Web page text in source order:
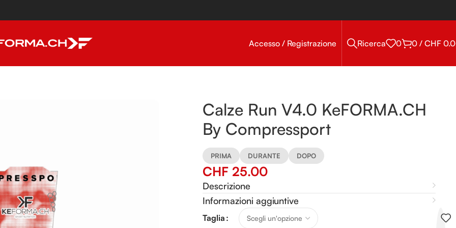
Accesso / Registrazione Ricerca 0 0 / CHF
Calze Run V4.0 KeFORMA.CH
By Compressport
PRIMA DURANTE DOPO
CHF 25.00
Descrizione
Informazioni aggiuntive
Taglia
Alternative: